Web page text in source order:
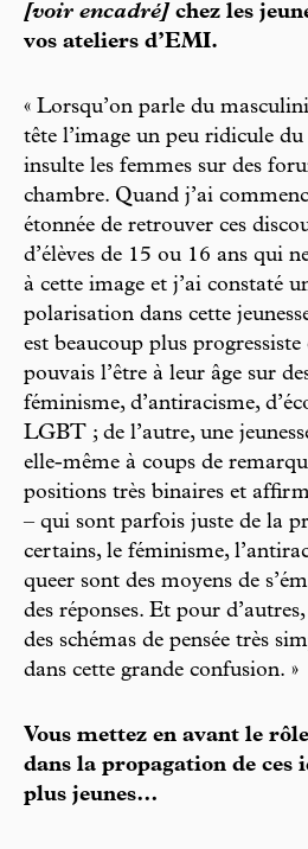
[voir encadré] chez les
vos ateliers d’EMI.
« Lorsqu’on parle du
tête l’image un peu ridicule
insulte les femmes sur des
chambre. Quand j’ai
étonnée de retrouver ces
d’élèves de 15 ou 16 ans qui
à cette image et j’ai constaté
polarisation dans cette
est beaucoup plus
pouvais l’être à leur âge sur
féminisme, d’antiracisme,
LGBT ; de l’autre, une
elle-même à coups de
positions très binaires et
– qui sont parfois juste de la
certains, le féminisme,
queer sont des moyens de
des réponses. Et pour
des schémas de pensée très
dans cette grande confusion. »
Vous mettez en avant le
dans la propagation de ces
plus jeunes…